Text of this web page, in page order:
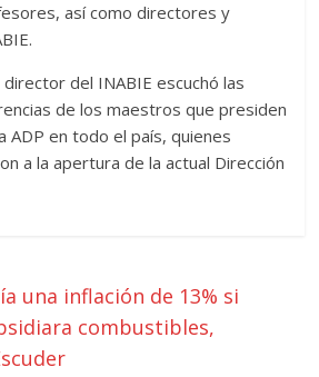
así como directores y
del INABIE escuchó las
de los maestros que presiden
ADP en todo el país, quienes
a la apertura de la actual Dirección
una inflación de 13% si
combustibles,